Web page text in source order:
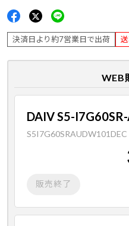
決済日より約7営業日で出荷
WEB
DAIV S5-
S5I7G60SRAUDW101DEC
販売終了